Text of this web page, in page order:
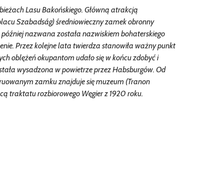
Lasu Bakońskiego. Główną atrakcją
Szabadság) średniowieczny zamek obronny
nazwana została nazwiskiem bohaterskiego
Przez kolejne lata twierdza stanowiła ważny punkt
oblężeń okupantom udało się w końcu zdobyć i
wysadzona w powietrze przez Habsburgów. Od
zamku znajduje się muzeum (Tranon
traktatu rozbiorowego Węgier z 1920 roku.